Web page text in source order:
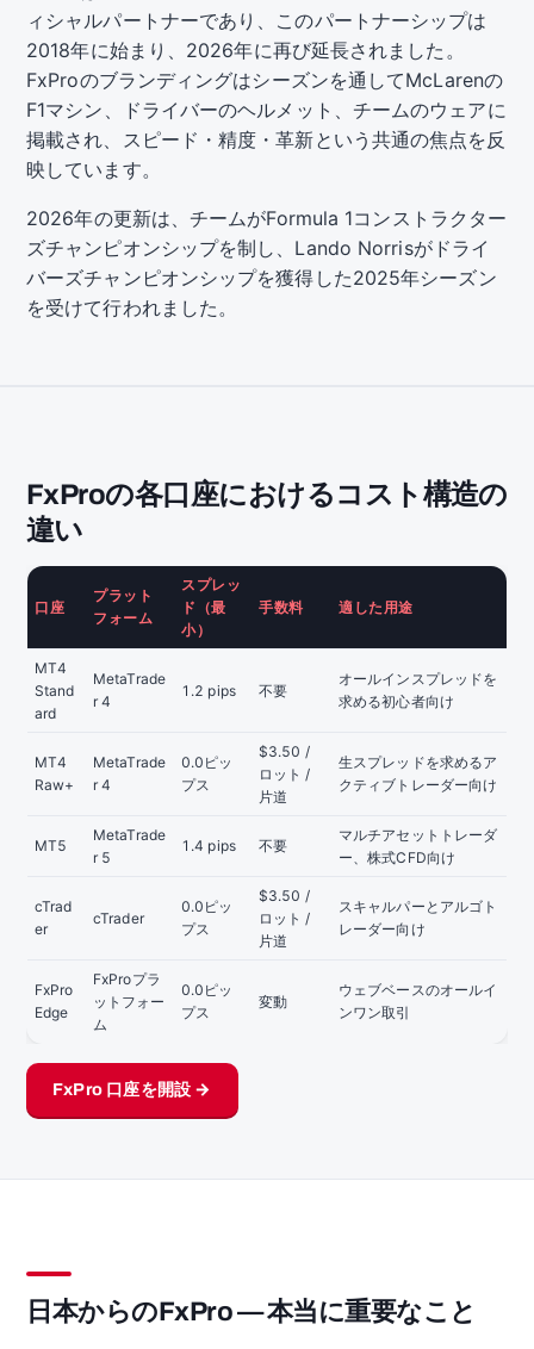
ィシャルパートナーであり、このパートナーシップは
2018年に始まり、2026年に再び延長されました。
FxProのブランディングはシーズンを通してMcLarenの
F1マシン、ドライバーのヘルメット、チームのウェアに
掲載され、スピード・精度・革新という共通の焦点を反
映しています。
2026年の更新は、チームがFormula 1コンストラクター
ズチャンピオンシップを制し、Lando Norrisがドライ
バーズチャンピオンシップを獲得した2025年シーズン
を受けて行われました。
FxProの各口座におけるコスト構造の
違い
口座
プラット
フォーム
スプレッ
ド（最
小）
手数料 適した用途
MT4
Stand
ard
MetaTrade
r 4
1.2 pips 不要
オールインスプレッドを
求める初心者向け
MT4
Raw+
MetaTrade
r 4
0.0ピッ
プス
$3.50 /
ロット /
片道
生スプレッドを求めるア
クティブトレーダー向け
MT5
MetaTrade
r 5
1.4 pips 不要
マルチアセットトレーダ
ー、株式CFD向け
cTrad
er
cTrader
0.0ピッ
プス
$3.50 /
ロット /
片道
スキャルパーとアルゴト
レーダー向け
FxPro
Edge
FxProプラ
ットフォー
ム
0.0ピッ
プス
変動
ウェブベースのオールイ
ンワン取引
FxPro 口座を開設 →
日本からのFxPro — 本当に重要なこと